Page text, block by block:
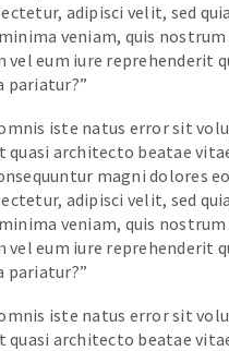
adipisci velit, sed
veniam, quis
vel eum iure
pariatur?”
iste natus error sit
architecto beatae
magni dolores
adipisci velit, sed
veniam, quis
vel eum iure
pariatur?”
iste natus error sit
architecto beatae